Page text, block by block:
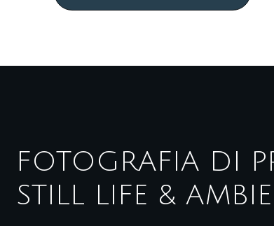
FOTOGRAFIA DI
STILL LIFE &